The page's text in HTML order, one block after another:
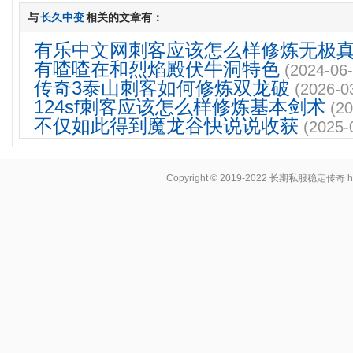
与长久中变相关的文章有：
有乐中文网刺客应该怎么样修炼无极
有喳喳在和烈焰殿伏牛洞特色 (2024-
传奇3泰山刺客如何修炼双龙破 (2026-
124sf刺客应该怎么样修炼基本剑术
不仅如此得到魔龙谷快说说收获
Copyright © 2019-2022长期私服稳定传奇